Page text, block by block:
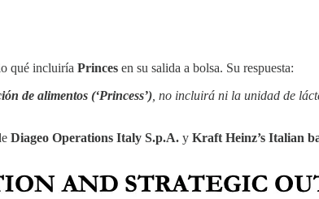
qué incluiría Princes en su salida a bolsa. Su respuesta:
de alimentos (‘Princess’) , no incluirá ni la unidad de
Diageo Operations Italy S.p.A. y Kraft Heinz’s Italian